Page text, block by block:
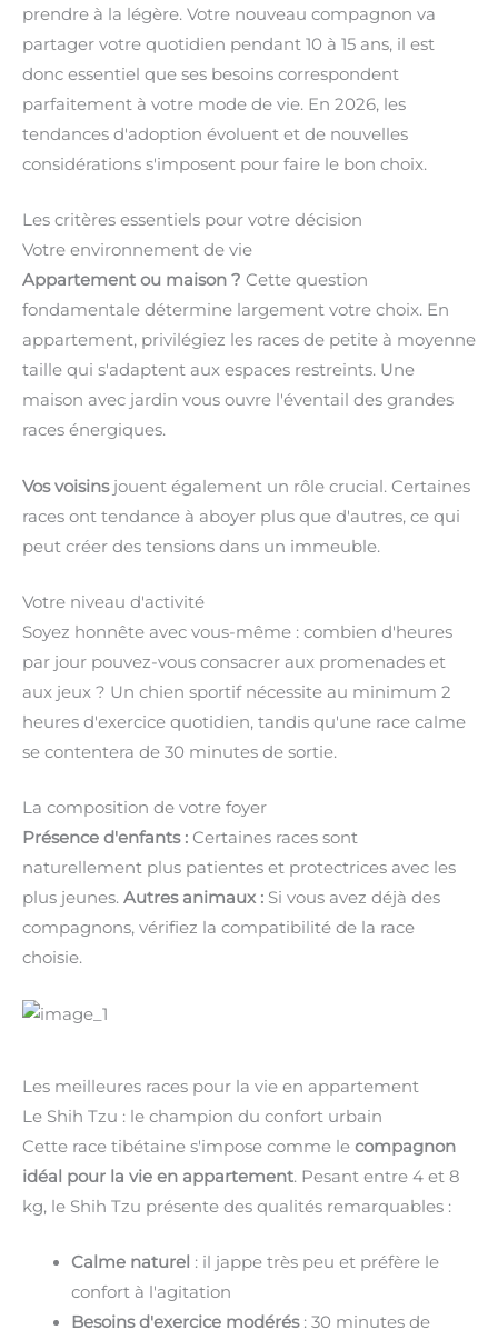
prendre à la légère. Votre nouveau compagnon va
partager votre quotidien pendant 10 à 15 ans, il est
donc essentiel que ses besoins correspondent
parfaitement à votre mode de vie. En 2026, les
tendances d'adoption évoluent et de nouvelles
considérations s'imposent pour faire le bon choix.
Les critères essentiels pour votre décision
Votre environnement de vie
Appartement ou maison ? Cette question
fondamentale détermine largement votre choix. En
appartement, privilégiez les races de petite à moyenne
taille qui s'adaptent aux espaces restreints. Une
maison avec jardin vous ouvre l'éventail des grandes
races énergiques.
Vos voisinsjouent également un rôle crucial. Certaines
races ont tendance à aboyer plus que d'autres, ce qui
peut créer des tensions dans un immeuble.
Votre niveau d'activité
Soyez honnête avec vous-même : combien d'heures
par jour pouvez-vous consacrer aux promenades et
aux jeux ? Un chien sportif nécessite au minimum 2
heures d'exercice quotidien, tandis qu'une race calme
se contentera de 30 minutes de sortie.
La composition de votre foyer
Présence d'enfants : Certaines races sont
naturellement plus patientes et protectrices avec les
plus jeunes. Autres animaux : Si vous avez déjà des
compagnons, vérifiez la compatibilité de la race
choisie.
Les meilleures races pour la vie en appartement
Le Shih Tzu : le champion du confort urbain
Cette race tibétaine s'impose comme le compagnon
idéal pour la vie en appartement. Pesant entre 4 et 8
kg, le Shih Tzu présente des qualités remarquables :
Calme naturel : il jappe très peu et préfère le
confort à l'agitation
Besoins d'exercice modérés: 30 minutes de